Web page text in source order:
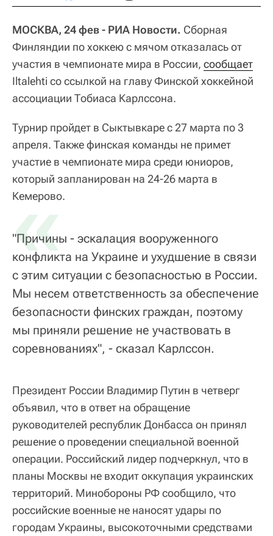
МОСКВА, 24 фев - РИА Новости. Сборная
Финляндии по хоккею с мячом отказалась от
участия в чемпионате мира в России, сообщает
Iltalehti со ссылкой на главу Финской хоккейной
ассоциации Тобиаса Карлссона.
Турнир пройдет в Сыктывкаре с 27 марта по 3
апреля. Также финская команды не примет
участие в чемпионате мира среди юниоров,
который запланирован на 24-26 марта в
Кемерово.
«
"Причины - эскалация вооруженного
конфликта на Украине и ухудшение в связи
с этим ситуации с безопасностью в России.
Мы несем ответственность за обеспечение
безопасности финских граждан, поэтому
мы приняли решение не участвовать в
соревнованиях", - сказал Карлссон.
Президент России Владимир Путин в четверг
объявил, что в ответ на обращение
руководителей республик Донбасса он принял
решение о проведении специальной военной
операции. Российский лидер подчеркнул, что в
планы Москвы не входит оккупация украинских
территорий. Минобороны РФ сообщило, что
российские военные не наносят удары по
городам Украины, высокоточными средствами